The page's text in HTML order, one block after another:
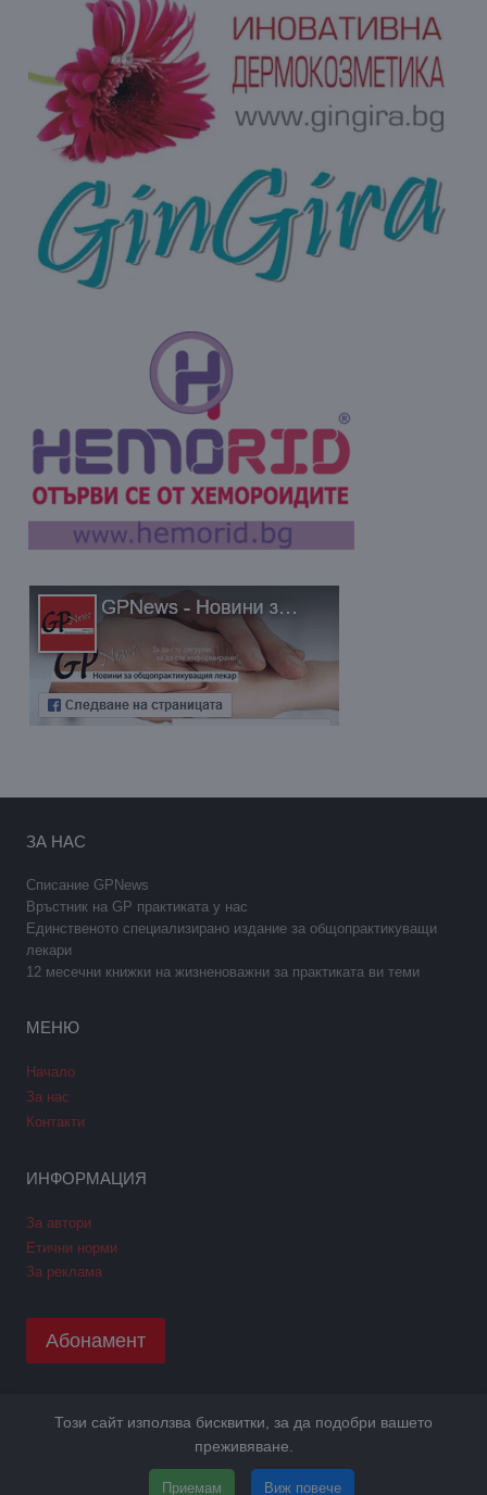
ЗА НАС
Списание GPNews
Връстник на GP практиката у нас
Единственото специализирано издание за общопрактикуващи
лекари
12 месечни книжки на жизненоважни за практиката ви теми
МЕНЮ
Начало
За нас
Контакти
ИНФОРМАЦИЯ
За автори
Етични норми
За реклама
Абонамент
Copyright © 2026 GPNews. Всички права запазени.
Този сайт използва бисквитки, за да подобри вашето
преживяване.
Приемам Виж повече